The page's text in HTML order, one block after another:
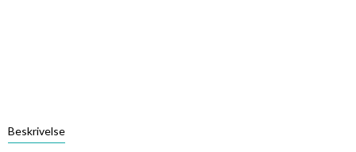
Beskrivelse